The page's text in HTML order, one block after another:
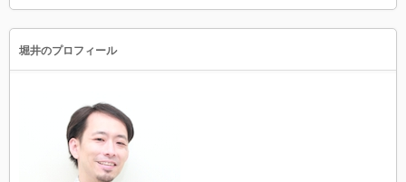
堀井のプロフィール